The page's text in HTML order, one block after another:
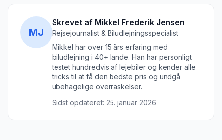
MJ
Skrevet af Mikkel Frederik Jensen
Rejsejournalist & Biludlejningsspecialist
Mikkel har over 15 års erfaring med
biludlejning i 40+ lande. Han har personligt
testet hundredvis af lejebiler og kender alle
tricks til at få den bedste pris og undgå
ubehagelige overraskelser.
Sidst opdateret: 25. januar 2026